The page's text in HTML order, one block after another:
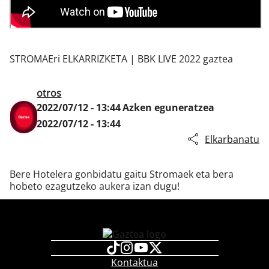
STROMAEri ELKARRIZKETA | BBK LIVE 2022 gaztea
otros
2022/07/12 - 13:44Azken eguneratzea
2022/07/12 - 13:44
Elkarbanatu
Bere Hotelera gonbidatu gaitu Stromaek eta bera
hobeto ezagutzeko aukera izan dugu!
Kontaktua